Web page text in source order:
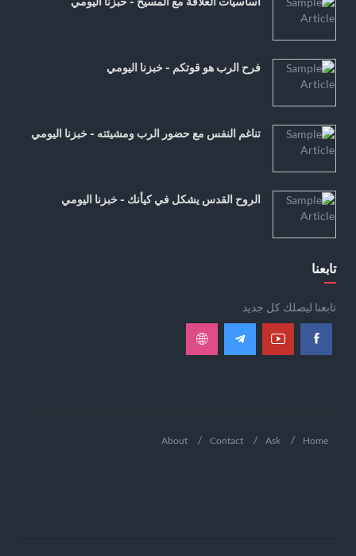
فرح الرب هو قوتكم - خبزنا اليومي
تناغم النفس مع حضور الرب ومشيئته - خبزنا اليومي
الروح القدس يشكل في كيأنك - خبزنا اليومي
تابعنا
تابعنا ليصلك كل جديد
Home
Ask
Contact
About